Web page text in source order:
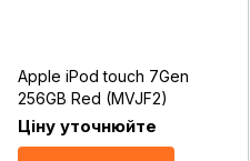
Apple iPod touch 7Gen
256GB Red (MVJF2)
Ціну уточнюйте